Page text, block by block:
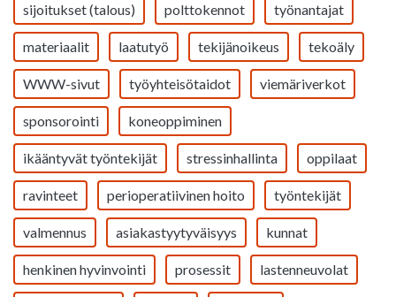
sijoitukset (talous) polttokennot työnantajat
materiaalit laatutyö tekijänoikeus tekoäly
WWW-sivut työyhteisötaidot viemäriverkot
sponsorointi koneoppiminen
ikääntyvät työntekijät stressinhallinta oppilaat
ravinteet perioperatiivinen hoito työntekijät
valmennus asiakastyytyväisyys kunnat
henkinen hyvinvointi prosessit lastenneuvolat